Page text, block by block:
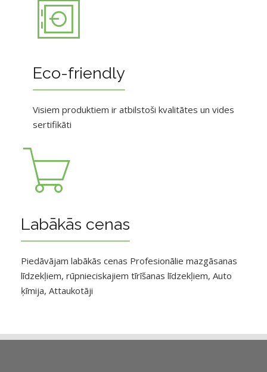
Eco-friendly
Visiem produktiem ir atbilstoši kvalitātes un vides
sertifikāti
Labākās cenas
Piedāvājam labākās cenas Profesionālie mazgāsanas
līdzekļiem, rūpnieciskajiem tīrīšanas līdzekļiem, Auto
ķīmija, Attaukotāji